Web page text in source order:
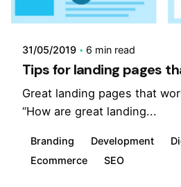
31/05/2019 6 min read
Tips for landing pages
Great landing pages that
“How are great landing...
Branding Development
Ecommerce
SEO